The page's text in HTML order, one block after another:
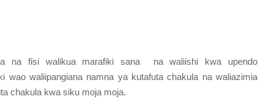
na fisi walikua marafiki sana na waliishi kwa upendo
wao waliipangiana namna ya kutafuta chakula na waliazimia
chakula kwa siku moja moja.